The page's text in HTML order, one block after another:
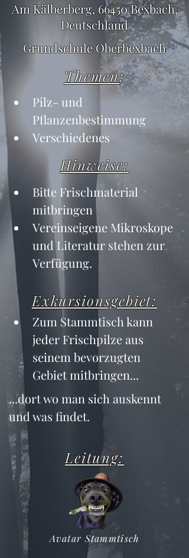
Am Kälberberg, 66450 Bexbach,
Deutschland
Grundschule Oberbexbach
Themen:
Pilz- und
Pflanzenbestimmung
Verschiedenes
Hinweise:
Bitte Frischmaterial
mitbringen
Vereinseigene Mikroskope
und Literatur stehen zur
Verfügung.
Exkursionsgebiet:
Zum Stammtisch kann
jeder Frischpilze aus
seinem bevorzugten
Gebiet mitbringen...
...dort wo man sich auskennt
und was findet.
Leitung:
Avatar Stammtisch